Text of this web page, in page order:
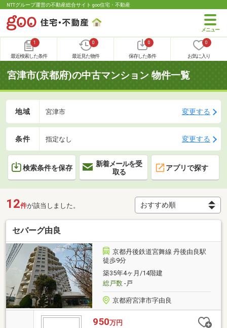
NTTグループ運営の不動産総合サイト goo住宅・不動産
1
最近検索した条件
0
最近見た物件
0
保存した条件
0
お気に入り
宮津市(京都府)の中古マンション 物件一覧
地域 宮津市 変更する
条件 指定なし 変更する
検索条件を保存
新着メールを受
取る
アプリで探す
12件が該当しました。
セバーグ由良
京都丹後鉄道宮舞線 丹後由良駅
徒歩9分
築35年4ヶ月/14階建
総戸数-戸
京都府宮津市字由良
950万円